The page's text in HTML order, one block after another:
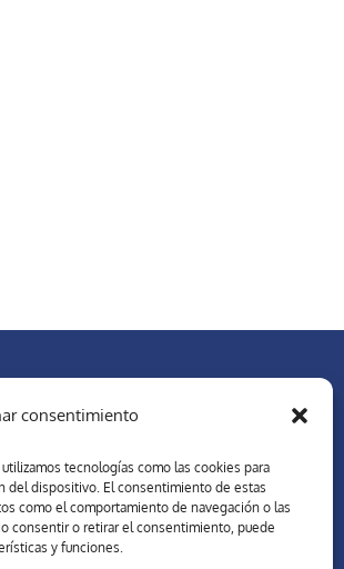
consentimiento
tecnologías como las cookies para
del dispositivo. El consentimiento de estas
como el comportamiento de navegación o las
consentir o retirar el consentimiento, puede
y funciones.
En las redes sociales
estarás al día de nuestra